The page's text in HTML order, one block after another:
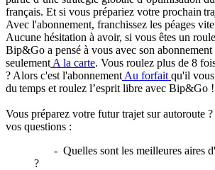
français. Et si vous prépariez votre prochain
Avec l'abonnement, franchissez les péages vite
Aucune hésitation à avoir, si vous êtes un
Bip&Go a pensé à vous avec son
seulement A la carte. Vous roulez plus de 8
? Alors c'est l'abonnement Au forfait qu'il
du temps et roulez l’esprit libre avec Bip&Go !
Vous préparez votre futur trajet sur autoroute
vos questions :
- Quelles sont les meilleures aires
?